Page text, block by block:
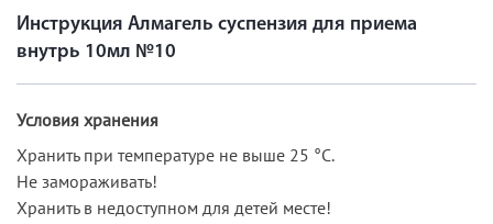
Инструкция Алмагель суспензия для приема
внутрь 10мл №10
Условия хранения
Хранить при температуре не выше 25 °С.
Не замораживать!
Хранить в недоступном для детей месте!